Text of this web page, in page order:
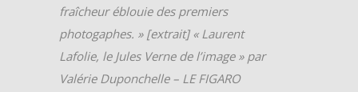
fraîcheur éblouie des premiers
photogaphes. » [extrait] « Laurent
Lafolie, le Jules Verne de l’image » par
Valérie Duponchelle – LE FIGARO